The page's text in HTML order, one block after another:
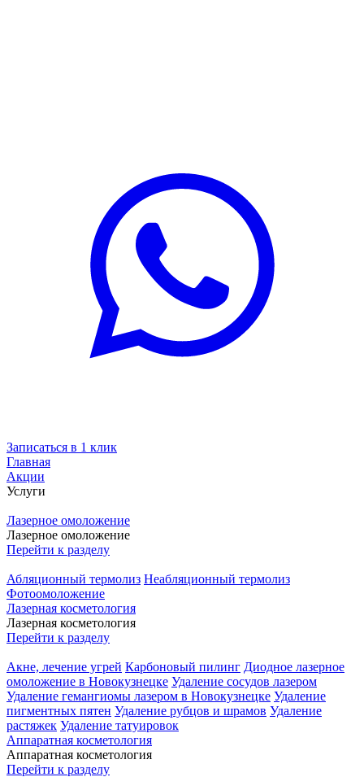
Записаться в 1 клик
Главная
Акции
Услуги
Лазерное омоложение
Лазерное омоложение
Перейти к разделу
Абляционный термолиз Неабляционный термолиз
Фотоомоложение
Лазерная косметология
Лазерная косметология
Перейти к разделу
Акне, лечение угрей Карбоновый пилинг Диодное лазерное
омоложение в Новокузнецке Удаление сосудов лазером
Удаление гемангиомы лазером в Новокузнецке Удаление
пигментных пятен Удаление рубцов и шрамов Удаление
растяжек Удаление татуировок
Аппаратная косметология
Аппаратная косметология
Перейти к разделу